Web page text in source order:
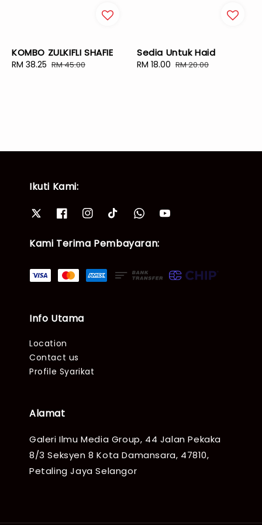
KOMBO ZULKIFLI SHAFIE
Sale
RM 38.25 Regular
RM 45.00
Sedia Untuk Haid
Sale
RM 18.00 Regular
RM 20.00
Ikuti Kami:
Kami Terima Pembayaran:
Info Utama
Location
Contact us
Profile Syarikat
Alamat
Galeri Ilmu Media Group, 44 Jalan Pekaka
8/3 Seksyen 8 Kota Damansara, 47810,
Petaling Jaya Selangor